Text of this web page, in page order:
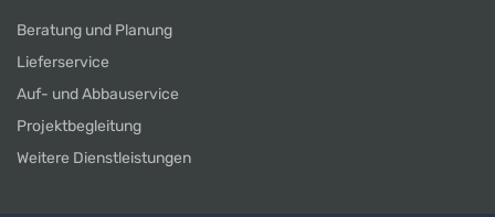
Beratung und Planung
Lieferservice
Auf- und Abbauservice
Projektbegleitung
Weitere Dienstleistungen